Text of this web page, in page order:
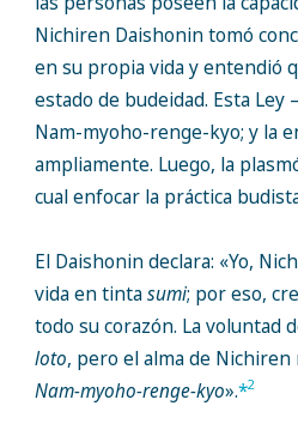
Nichiren Daishonin tomó
en su propia vida y entendió
estado de budeidad. Esta
Nam-myoho-renge-kyo; y la
ampliamente. Luego, la
cual enfocar la práctica
El Daishonin declara: «Yo,
vida en tintasumi; por eso,
todo su corazón. La voluntad
loto, pero el alma de Nichiren
Nam-myoho-renge-kyo».*2